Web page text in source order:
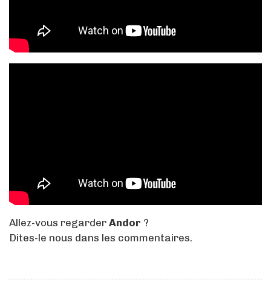
Allez-vous regarder Andor ?
Dites-le nous dans les commentaires.